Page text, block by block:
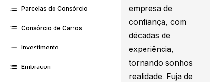
Parcelas do Consórcio
Consórcio de Carros
Investimento
Embracon
empresa de
confiança, com
décadas de
experiência,
tornando sonhos
realidade. Fuja de